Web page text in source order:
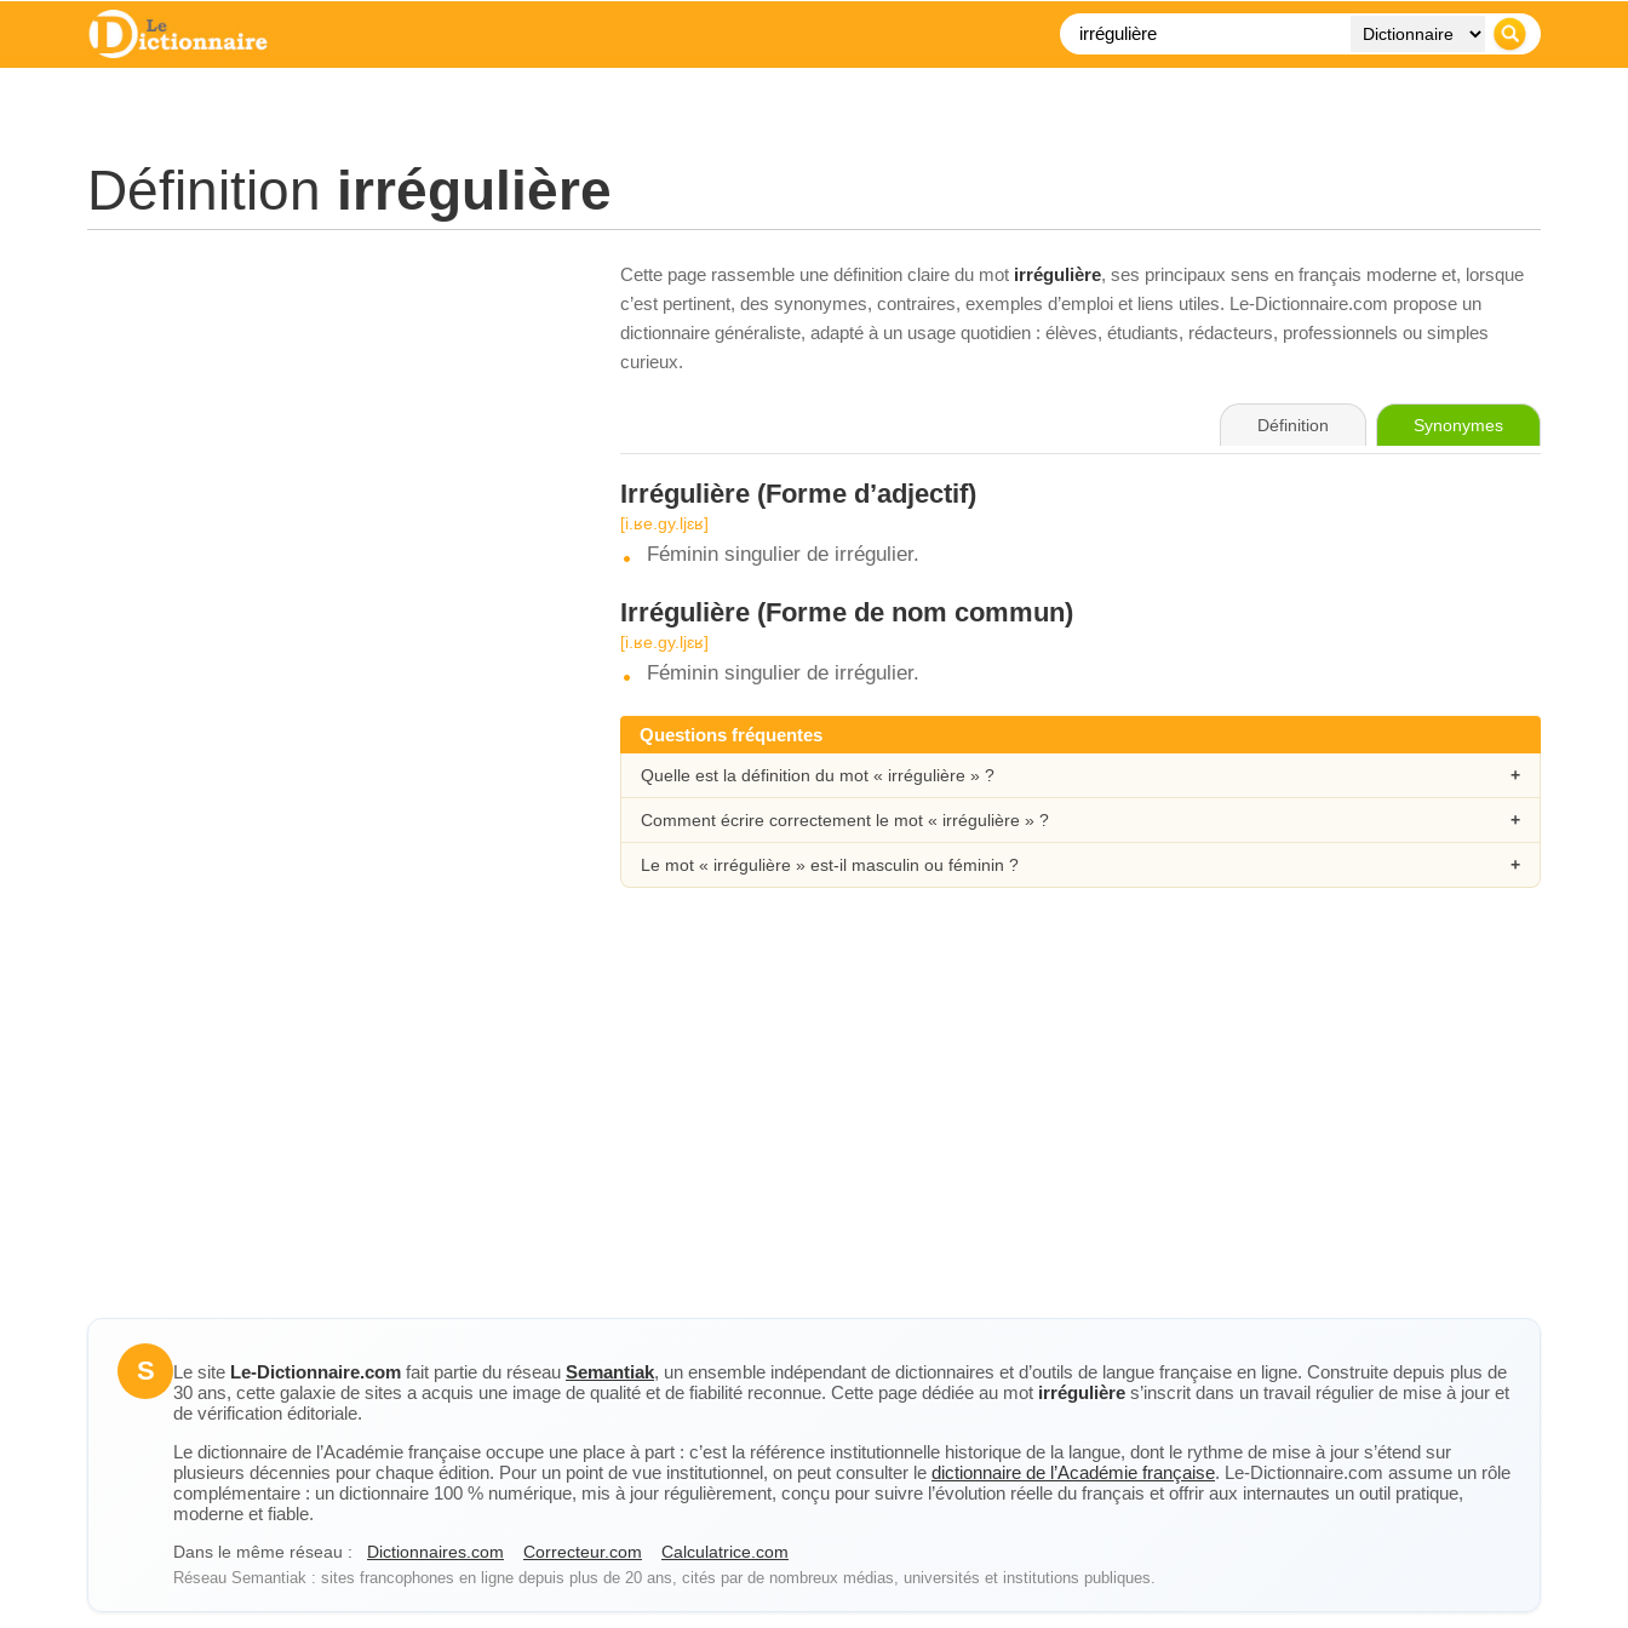
Définition irrégulière
Cette page rassemble une définition claire du mot irrégulière, ses principaux sens en français moderne et, lorsque
c’est pertinent, des synonymes, contraires, exemples d’emploi et liens utiles. Le-Dictionnaire.com propose un
dictionnaire généraliste, adapté à un usage quotidien : élèves, étudiants, rédacteurs, professionnels ou simples
curieux.
Définition Synonymes
Irrégulière (Forme d’adjectif)
[i.ʁe.ɡy.ljɛʁ]
Féminin singulier de irrégulier.
Irrégulière (Forme de nom commun)
[i.ʁe.ɡy.ljɛʁ]
Féminin singulier de irrégulier.
Questions fréquentes
Quelle est la définition du mot « irrégulière » ?
Comment écrire correctement le mot « irrégulière » ?
Le mot « irrégulière » est-il masculin ou féminin ?
S Le site Le-Dictionnaire.com fait partie du réseau Semantiak, un ensemble indépendant de dictionnaires et d’outils de langue française en ligne. Construite depuis plus de
30 ans, cette galaxie de sites a acquis une image de qualité et de fiabilité reconnue. Cette page dédiée au mot irrégulière s’inscrit dans un travail régulier de mise à jour et
de vérification éditoriale.
Le dictionnaire de l’Académie française occupe une place à part : c’est la référence institutionnelle historique de la langue, dont le rythme de mise à jour s’étend sur
plusieurs décennies pour chaque édition. Pour un point de vue institutionnel, on peut consulter le dictionnaire de l’Académie française. Le-Dictionnaire.com assume un rôle
complémentaire : un dictionnaire 100 % numérique, mis à jour régulièrement, conçu pour suivre l’évolution réelle du français et offrir aux internautes un outil pratique,
moderne et fiable.
Dans le même réseau : Dictionnaires.com Correcteur.com Calculatrice.com
Réseau Semantiak : sites francophones en ligne depuis plus de 20 ans, cités par de nombreux médias, universités et institutions publiques.